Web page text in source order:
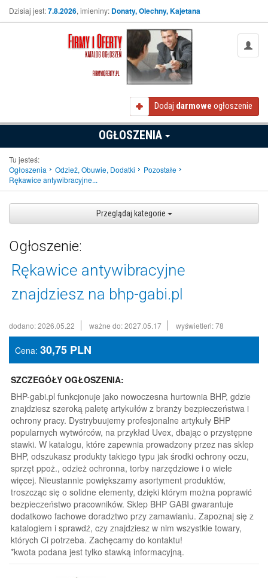
Dzisiaj jest:7.8.2026, imieniny: Donaty, Olechny, Kajetana
Dodaj darmowe ogłoszenie
OGŁOSZENIA
Tu jesteś:
Ogłoszenia
Odzież, Obuwie, Dodatki
Pozostałe
Rękawice antywibracyjne...
Przeglądaj kategorie
Ogłoszenie:
Rękawice antywibracyjne
znajdziesz na bhp-gabi.pl
dodano: 2026.05.22 ważne do: 2027.05.17 wyświetleń: 78
Cena: 30,75 PLN
SZCZEGÓŁY OGŁOSZENIA:
BHP-gabi.pl funkcjonuje jako nowoczesna hurtownia BHP, gdzie
znajdziesz szeroką paletę artykułów z branży bezpieczeństwa i
ochrony pracy. Dystrybuujemy profesjonalne artykuły BHP
popularnych wytwórców, na przykład Uvex, dbając o przystępne
stawki. W katalogu, które zapewnia prowadzony przez nas sklep
BHP, odszukasz produkty takiego typu jak środki ochrony oczu,
sprzęt ppoż., odzież ochronna, torby narzędziowe i o wiele
więcej. Nieustannie powiększamy asortyment produktów,
troszcząc się o solidne elementy, dzięki którym można poprawić
bezpieczeństwo pracowników. Sklep BHP GABI gwarantuje
dodatkowo fachowe doradztwo przy zamawianiu. Zapoznaj się z
katalogiem i sprawdź, czy znajdziesz w nim wszystkie towary,
których Ci potrzeba. Zachęcamy do kontaktu!
*kwota podana jest tylko stawką informacyjną.